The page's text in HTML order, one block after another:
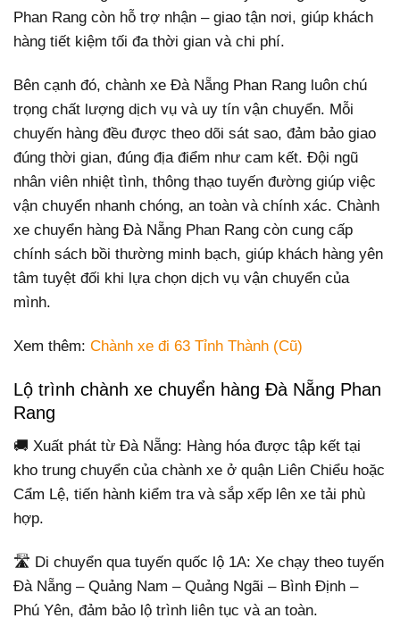
Phan Rang còn hỗ trợ nhận – giao tận nơi, giúp khách
hàng tiết kiệm tối đa thời gian và chi phí.
Bên cạnh đó, chành xe Đà Nẵng Phan Rang luôn chú
trọng chất lượng dịch vụ và uy tín vận chuyển. Mỗi
chuyến hàng đều được theo dõi sát sao, đảm bảo giao
đúng thời gian, đúng địa điểm như cam kết. Đội ngũ
nhân viên nhiệt tình, thông thạo tuyến đường giúp việc
vận chuyển nhanh chóng, an toàn và chính xác. Chành
xe chuyển hàng Đà Nẵng Phan Rang còn cung cấp
chính sách bồi thường minh bạch, giúp khách hàng yên
tâm tuyệt đối khi lựa chọn dịch vụ vận chuyển của
mình.
Xem thêm: Chành xe đi 63 Tỉnh Thành (Cũ)
Lộ trình chành xe chuyển hàng Đà Nẵng Phan
Rang
🚚 Xuất phát từ Đà Nẵng: Hàng hóa được tập kết tại
kho trung chuyển của chành xe ở quận Liên Chiểu hoặc
Cẩm Lệ, tiến hành kiểm tra và sắp xếp lên xe tải phù
hợp.
🛣️ Di chuyển qua tuyến quốc lộ 1A: Xe chạy theo tuyến
Đà Nẵng – Quảng Nam – Quảng Ngãi – Bình Định –
Phú Yên, đảm bảo lộ trình liên tục và an toàn.